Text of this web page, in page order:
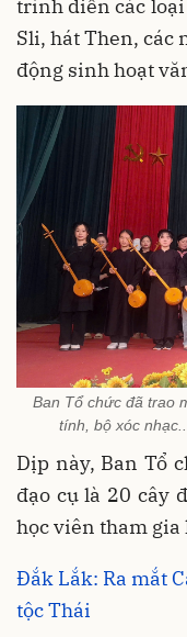
trình diễn các
Sli, hát Then, các
động sinh hoạt
Ban Tổ chức đã trao
tính, bộ xóc
Dịp này, Ban Tổ
đạo cụ là 20 cây
học viên tham gia
Đắk Lắk: Ra mắt
tộc Thái